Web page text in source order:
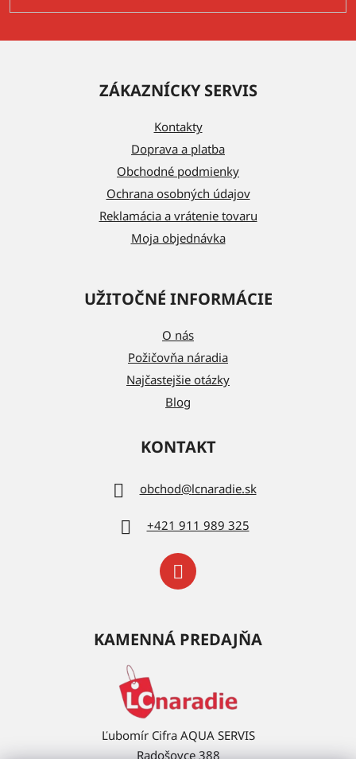
ZÁKAZNÍCKY SERVIS
Kontakty
Doprava a platba
Obchodné podmienky
Ochrana osobných údajov
Reklamácia a vrátenie tovaru
Moja objednávka
UŽITOČNÉ INFORMÁCIE
O nás
Požičovňa náradia
Najčastejšie otázky
Blog
KONTAKT
obchod@lcnaradie.sk
+421 911 989 325
KAMENNÁ PREDAJŇA
Ľubomír Cifra AQUA SERVIS
Radošovce 388